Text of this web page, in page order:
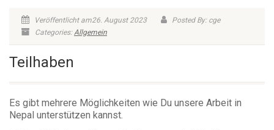
Veröffentlicht am26. August 2023
Posted By: cge
Categories:Allgemein
Teilhaben
Es gibt mehrere Möglichkeiten wie Du unsere Arbeit in
Nepal unterstützen kannst.